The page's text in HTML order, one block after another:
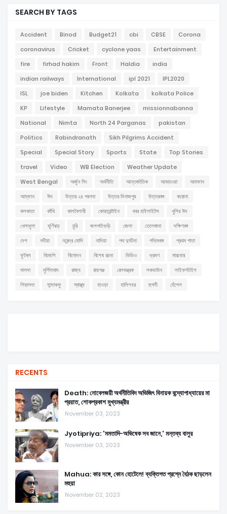
SEARCH BY TAGS
Accident Binod Budget21 cbi CBSE
Corona
coronavirus
Cricket cyclone yaas
Entertainment
fire
firhad hakim Front Haldia
india
indian railways
International ipl 2021
IPL2020
ISL
joe biden Kitchen Kolkata
kolkata Police
KP
Lifestyle Mamata Banerjee
missionnabanna
National
Nimta North 24 Parganas
pakistan
Politics
Rabindranath
Sikh Pilgrims Accident
Special
Special Story Sports State
Top Stories
travel
Video WB Election
Weather Update
West Bengal
অর্জুন সিং অর্থনীতি আন্তর্জাতিক আবহাওয়া
আমফান
আম্ফান
ঈদ উত্তর ২৪ পরগনা উত্তর দিনাজপুর উত্তরবঙ্গ
করোনা
কলকাতা
কাঁথি কালবৈশাখী কোয়ারেন্টাইন খবর হাইলাইটস
খুশির ঈদ
খেলাধুলা
ঘূর্ণিঝড় চুরি জলপাইগুড়ি জেলা তেলেঙ্গানা
দক্ষিণবঙ্গ
দেশ
নদীয়া নরেন্দ্র মোদি নাদিয়া পথ দুর্ঘটনা পশ্চিমবঙ্গ
প্রথম পাতা
ফুটবল
বিজেপি বিনোদন বিশেষ রচনা ভিডিও ভ্রমণ
মারধোর
মালদা
মুর্শিদাবাদ রাজ্য রায়গঞ্জ রেলমন্ত্রক লকডাউন
লাইফস্টাইল
শিয়ালদা
সান্দাকফু স্বাস্থ্য হাওড়া হালিশহর হুগলী হেঁশেল
RECENTS
Death: নোবেলজয়ী অর্থনীতিবিদ অভিজিৎ বিনায়ক বন্দ্যোপাধ্যায়ের মা
প্রয়াত, শোকপ্রকাশ মুখ্যমন্ত্রীর
November 03, 2023
Jyotipriya: 'মমতাদি-অভিষেক সব জানে,' মন্তব্য বালুর
November 03, 2023
Mahua: কার সঙ্গে, কোন হোটেলে! ব্যক্তিগত প্রশ্নে বৈঠক ছাড়লেন
মহুয়া
November 02, 2023